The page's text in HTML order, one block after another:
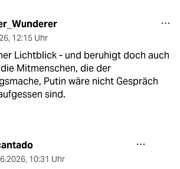
, 12:15 Uhr
Lichtblick - und beruhigt doch auch
Mitmenschen, die der
Putin wäre nicht Gespräch
sind.
, 10:31 Uhr